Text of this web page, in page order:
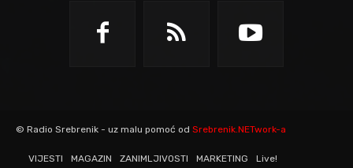
© Radio Srebrenik - uz malu pomoć od Srebrenik.NETwork-a
VIJESTI MAGAZIN ZANIMLJIVOSTI MARKETING Live!